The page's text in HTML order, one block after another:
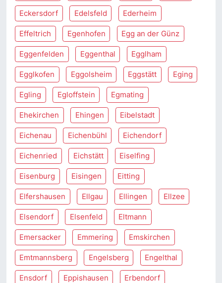
Eckersdorf Edelsfeld Ederheim
Effeltrich Egenhofen Egg an der Günz
Eggenfelden Eggenthal Egglham
Egglkofen Eggolsheim Eggstätt Eging
Egling Egloffstein Egmating
Ehekirchen Ehingen Eibelstadt
Eichenau Eichenbühl Eichendorf
Eichenried Eichstätt Eiselfing
Eisenburg Eisingen Eitting
Elfershausen Ellgau Ellingen Ellzee
Elsendorf Elsenfeld Eltmann
Emersacker Emmering Emskirchen
Emtmannsberg Engelsberg Engelthal
Ensdorf Eppishausen Erbendorf